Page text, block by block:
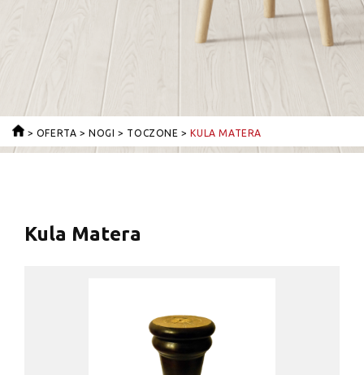
> OFERTA > NOGI > TOCZONE > KULA MATERA
Kula Matera